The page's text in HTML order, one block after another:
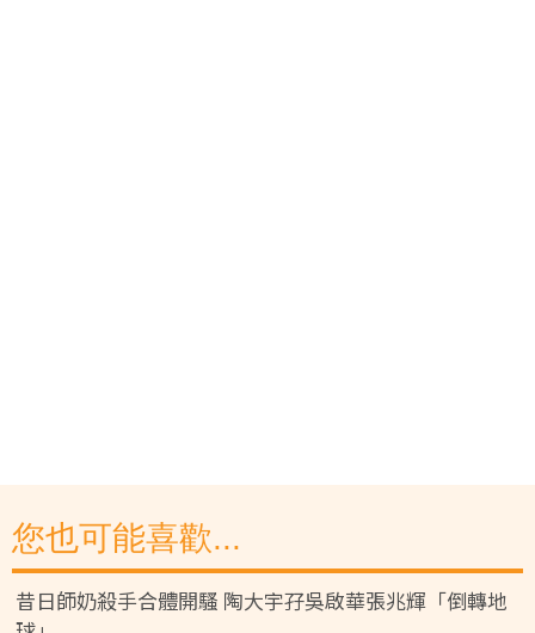
您也可能喜歡...
昔日師奶殺手合體開騷 陶大宇孖吳啟華張兆輝「倒轉地